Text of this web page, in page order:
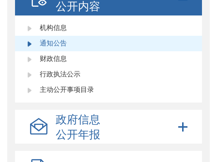
公开内容
机构信息
通知公告
财政信息
行政执法公示
主动公开事项目录
政府信息
公开年报